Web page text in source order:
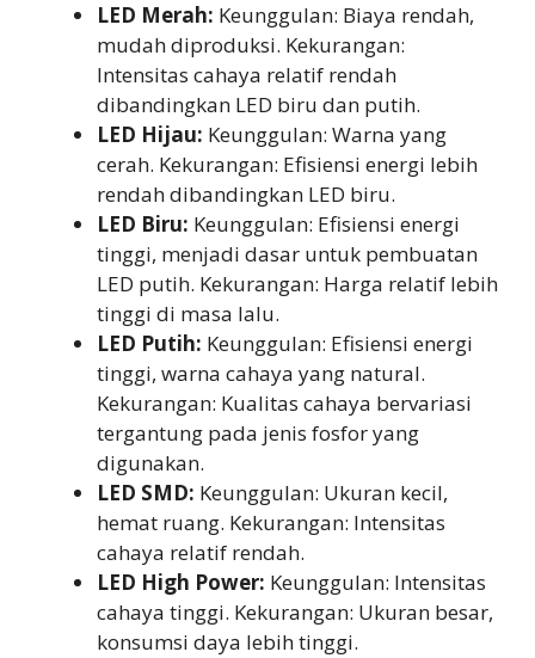
LED Merah: Keunggulan: Biaya rendah,
mudah diproduksi. Kekurangan:
Intensitas cahaya relatif rendah
dibandingkan LED biru dan putih.
LED Hijau: Keunggulan: Warna yang
cerah. Kekurangan: Efisiensi energi lebih
rendah dibandingkan LED biru.
LED Biru: Keunggulan: Efisiensi energi
tinggi, menjadi dasar untuk pembuatan
LED putih. Kekurangan: Harga relatif lebih
tinggi di masa lalu.
LED Putih: Keunggulan: Efisiensi energi
tinggi, warna cahaya yang natural.
Kekurangan: Kualitas cahaya bervariasi
tergantung pada jenis fosfor yang
digunakan.
LED SMD: Keunggulan: Ukuran kecil,
hemat ruang. Kekurangan: Intensitas
cahaya relatif rendah.
LED High Power: Keunggulan: Intensitas
cahaya tinggi. Kekurangan: Ukuran besar,
konsumsi daya lebih tinggi.